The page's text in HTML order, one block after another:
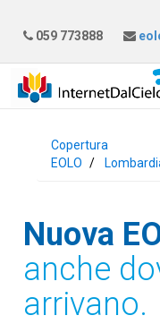
059 773888
Copertura
EOLO
Nuova
anche
arrivano.